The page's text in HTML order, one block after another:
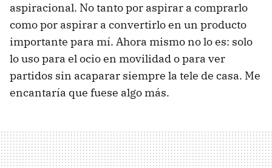
aspiracional. No tanto por aspirar a comprarlo
como por aspirar a convertirlo en un producto
importante para mí. Ahora mismo no lo es: solo
lo uso para el ocio en movilidad o para ver
partidos sin acaparar siempre la tele de casa. Me
encantaría que fuese algo más.